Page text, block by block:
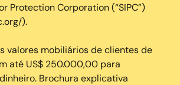
Protection Corporation (“SIPC”)
).
valores mobiliários de clientes de
até US$ 250.000,00 para
Brochura explicativa